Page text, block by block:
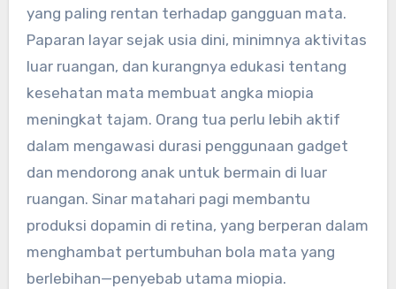
yang paling rentan terhadap gangguan mata.
Paparan layar sejak usia dini, minimnya aktivitas
luar ruangan, dan kurangnya edukasi tentang
kesehatan mata membuat angka miopia
meningkat tajam. Orang tua perlu lebih aktif
dalam mengawasi durasi penggunaan gadget
dan mendorong anak untuk bermain di luar
ruangan. Sinar matahari pagi membantu
produksi dopamin di retina, yang berperan dalam
menghambat pertumbuhan bola mata yang
berlebihan—penyebab utama miopia.